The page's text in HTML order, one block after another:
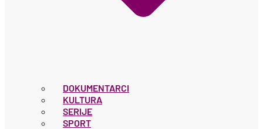
DOKUMENTARCI
KULTURA
SERIJE
SPORT